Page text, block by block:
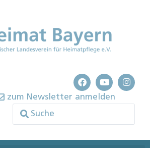
zum Newsletter anmelden